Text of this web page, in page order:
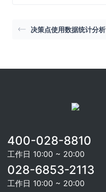
决策点使用数据统计分析
400-028-8810
工作日 10:00 ~ 20:00
028-6853-2113
工作日 10:00 ~ 20:00